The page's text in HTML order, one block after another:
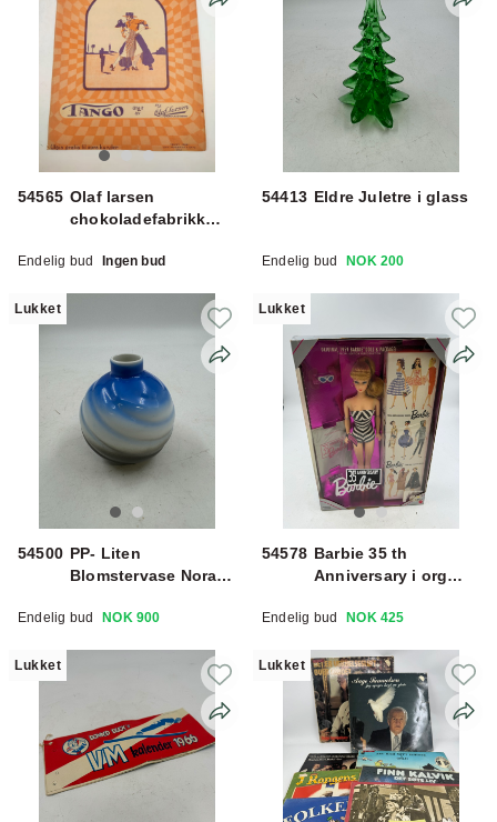
54565 Olaf larsen
chokoladefabrikk
Endelig bud Ingen bud
54413 Eldre Juletre i glass
Endelig bud NOK 200
Lukket
54500 PP- Liten
Blomstervase Nora
Endelig bud NOK 900
Lukket
54578 Barbie 35 th
Anniversary i org
Endelig bud NOK 425
Lukket Lukket